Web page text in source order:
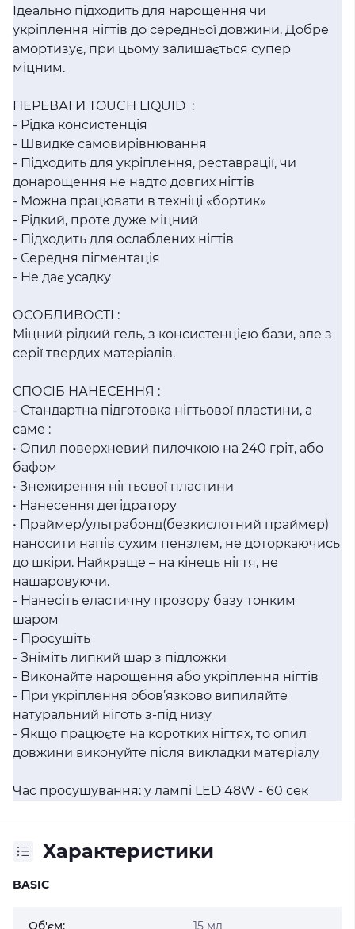
Ідеально підходить для нарощення чи
укріплення нігтів до середньої довжини. Добре
амортизує, при цьому залишається супер
міцним.
ПЕРЕВАГИ TOUCH LIQUID :
- Рідка консистенція
- Швидке самовирівнювання
- Підходить для укріплення, реставрації, чи
донарощення не надто довгих нігтів
- Можна працювати в техніці «бортик»
- Рідкий, проте дуже міцний
- Підходить для ослаблених нігтів
- Середня пігментація
- Не дає усадку
ОСОБЛИВОСТІ :
Міцний рідкий гель, з консистенцією бази, але з
серії твердих матеріалів.
СПОСІБ НАНЕСЕННЯ :
- Стандартна підготовка нігтьової пластини, а
саме :
• Опил поверхневий пилочкою на 240 гріт, або
бафом
• Знежирення нігтьової пластини
• Нанесення дегідратору
• Праймер/ультрабонд(безкислотний праймер)
наносити напів сухим пензлем, не доторкаючись
до шкіри. Найкраще – на кінець нігтя, не
нашаровуючи.
- Нанесіть еластичну прозору базу тонким
шаром
- Просушіть
- Зніміть липкий шар з підложки
- Виконайте нарощення або укріплення нігтів
- При укріплення обов’язково випиляйте
натуральний ніготь з-під низу
- Якщо працюєте на коротких нігтях, то опил
довжини виконуйте після викладки матеріалу
Час просушування: у лампі LED 48W - 60 сек
Характеристики
BASIC
Об'єм: 15 мл